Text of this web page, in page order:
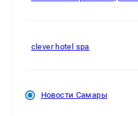
clever hotel spa
Новости Самары